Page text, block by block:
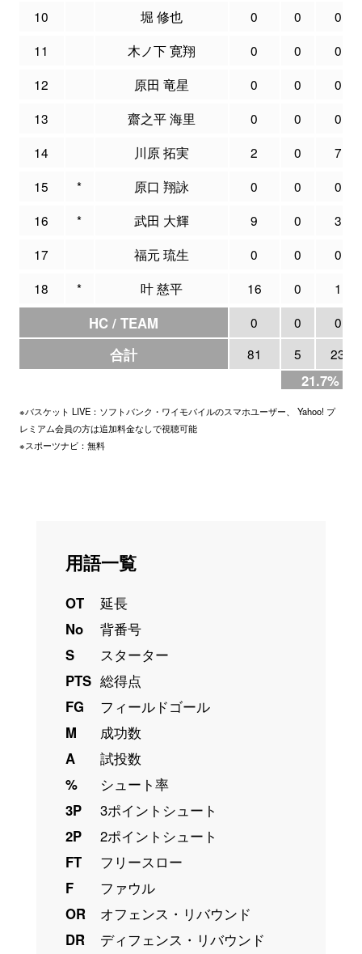
10 堀 修也 0 0
0
11
木ノ下 寛翔 0 0
0
12
原田 竜星 0 0
0
13
齋之平 海里 0 0
0
14
川原 拓実 2 0
7
15
* 原口 翔詠 0 0
0
16
* 武田 大輝 9 0
3
17
福元 琉生 0 0
0
18
* 叶 慈平 16 0 1
HC / TEAM 0 0 0
合計 81 5 23
21.7%
※バスケット LIVE：ソフトバンク・ワイモバイルのスマホユーザー、 Yahoo! プ
レミアム会員の方は追加料金なしで視聴可能
※スポーツナビ：無料
用語一覧
OT
延長
No
背番号
S
スターター
PTS 総得点
FG
フィールドゴール
M
成功数
A
試投数
%
シュート率
3P
3ポイントシュート
2P
2ポイントシュート
FT
フリースロー
F
ファウル
OR
オフェンス・リバウンド
DR
ディフェンス・リバウンド